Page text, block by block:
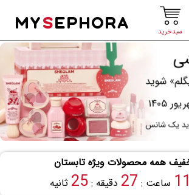
سبدخرید
MYSEPHORA
11 ساعت : 27 دقیقه :24 ثانیه